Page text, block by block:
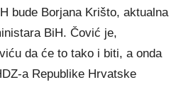
bude Borjana Krišto, aktualna
BiH. Čović je,
da će to tako i biti, a onda
a Republike Hrvatske